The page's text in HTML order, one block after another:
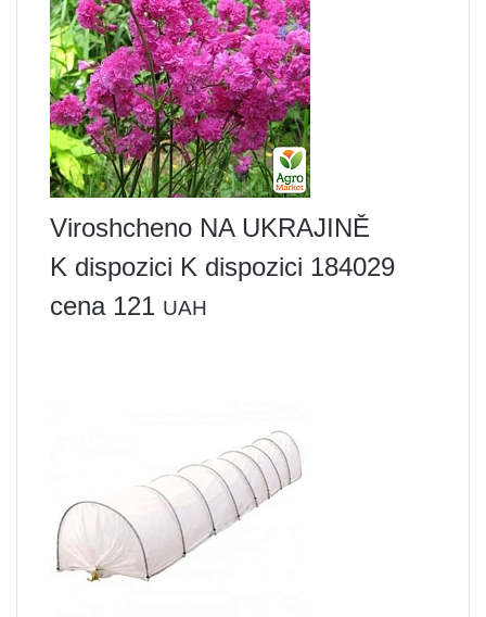
Viroshcheno NA UKRAJINĚ
K dispozici K dispozici 184029
cena 121 UAH